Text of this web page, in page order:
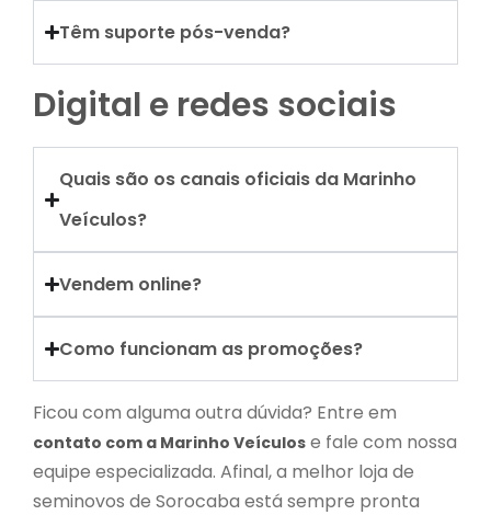
Têm suporte pós-venda?
Digital e redes sociais
Quais são os canais oficiais da Marinho
Veículos?
Vendem online?
Como funcionam as promoções?
Ficou com alguma outra dúvida? Entre em
contato com a Marinho Veículos e fale com nossa
equipe especializada. Afinal, a melhor loja de
seminovos de Sorocaba está sempre pronta